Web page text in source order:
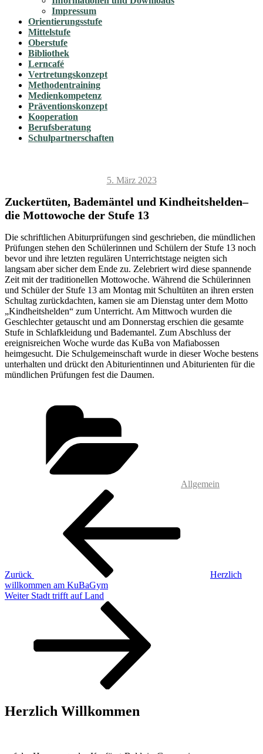
Impressum
Orientierungsstufe
Mittelstufe
Oberstufe
Bibliothek
Lerncafé
Vertretungskonzept
Methodentraining
Medienkompetenz
Präventionskonzept
Kooperation
Berufsberatung
Schulpartnerschaften
Veröffentlicht
5. März 2023
Zuckertüten, Bademäntel und Kindheitshelden–
die Mottowoche der Stufe 13
Die schriftlichen Abiturprüfungen sind geschrieben, die mündlichen
Prüfungen stehen den Schülerinnen und Schülern der Stufe 13 noch
bevor und ihre letzten regulären Unterrichtstage neigten sich
langsam aber sicher dem Ende zu. Zelebriert wird diese spannende
Zeit mit der traditionellen Mottowoche. Während die Schülerinnen
und Schüler der Stufe 13 am Montag mit Schultüten an ihren ersten
Schultag zurückdachten, kamen sie am Dienstag unter dem Motto
„Kindheitshelden“ zum Unterricht. Am Mittwoch wurden die
Geschlechter getauscht und am Donnerstag erschien die gesamte
Stufe in Schlafkleidung und Bademantel. Zum Abschluss der
ereignisreichen Woche wurde das KuBa von Mafiabossen
heimgesucht. Die Schulgemeinschaft wurde in dieser Woche bestens
unterhalten und drückt den Abiturientinnen und Abiturienten für die
mündlichen Prüfungen fest die Daumen.
Allgemein
Beitragsnavigation
Zurück
Herzlich
willkommen am KuBaGym
Nächster
Weiter Stadt trifft auf Land
Herzlich Willkommen